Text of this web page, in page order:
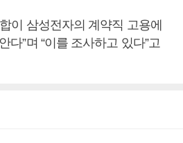
이 삼성전자의 계약직 고용에
다”며 “이를 조사하고 있다”고